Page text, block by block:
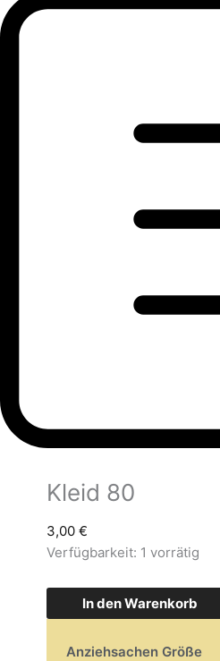
Kleid 80
3,00 €
Verfügbarkeit: 1 vorrätig
In den Warenkorb
Anziehsachen Größe